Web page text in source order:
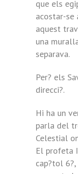
que els
acostar-se
aquest
una
separava.
Per? els
direcci?.
Hi ha un
parla del
Celestial
El profeta
cap?tol